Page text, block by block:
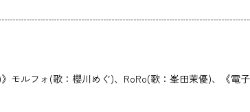
ルフォ(歌：櫻川めぐ)、RoRo(歌：峯田茉優)、《電